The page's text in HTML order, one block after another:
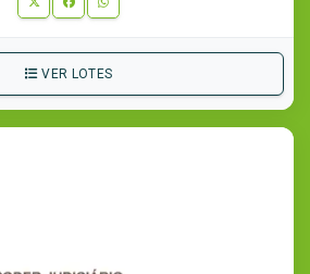
VER LOTES